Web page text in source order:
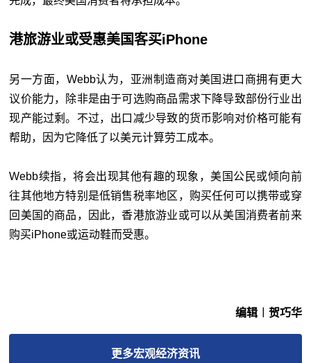
港旅游业或受惠美国客买iPhone
另一方面，Webb认为，亚洲制造商对美国进口商拥有更大
议价能力，除非是由于可选购商品需求下降导致部份行业出
现产能过剩。不过，出口减少导致的货币影响对价格可能有
帮助，因为它降低了以美元计算劳工成本。
Webb续指，将会出现其他有趣的现象，美国公民或倾向前
往其他地方特别是低销售税率地区，购买任何可以携带或穿
回美国的商品，因此，香港旅游业或可以从美国消费者前来
购买iPhone或运动鞋而受惠。
编辑︱贺巧华
更多宏观经济资讯